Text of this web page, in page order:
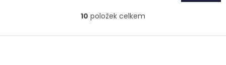
O
l
10 položek celkem